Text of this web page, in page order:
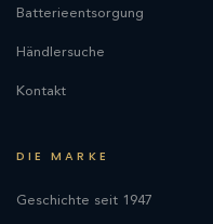
Batterieentsorgung
Händlersuche
Kontakt
DIE MARKE
Geschichte seit 1947